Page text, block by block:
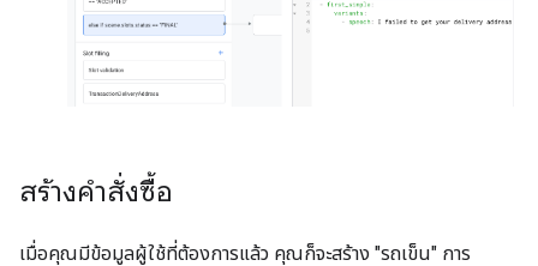
สร้างคำสั่งซื้อ
เมื่อคุณมีข้อมูลผู้ใช้ที่ต้องการแล้ว คุณก็จะสร้าง "รถเข็น" การ